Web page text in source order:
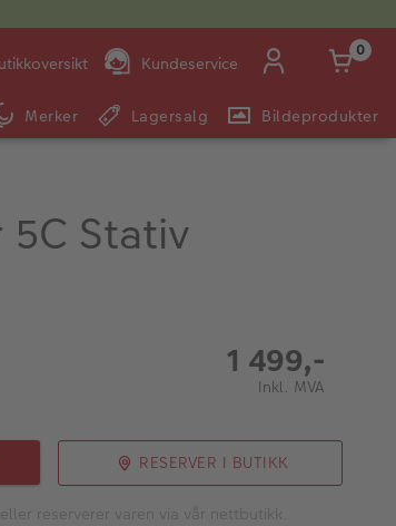
Kundeservice
Man -
09:00 -
14:00 -
0
Merker Lagersalg Bildeprodukter
5C Stativ
1 499,-
Inkl. MVA
RESERVER I BUTIKK
reserverer varen via vår nettbutikk.